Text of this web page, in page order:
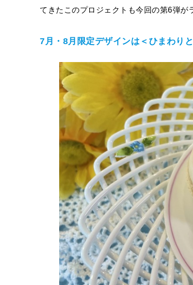
てきたこのプロジェクトも今回の第6弾が
7月・8月限定デザインは＜ひまわり